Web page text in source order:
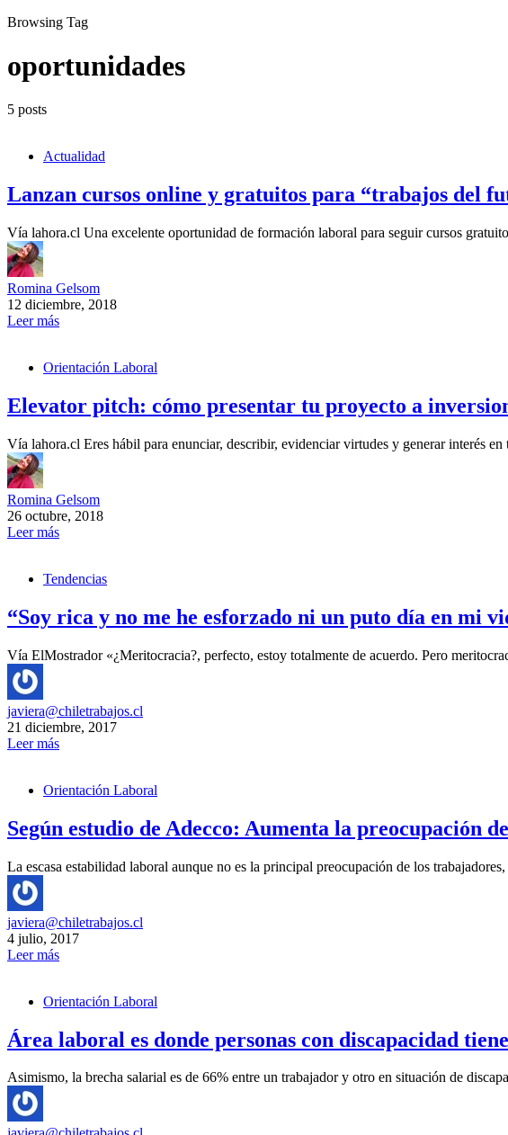
Browsing Tag
oportunidades
5 posts
Actualidad
Lanzan cursos online y gratuitos para “trabajos del
Vía lahora.cl Una excelente oportunidad de formación laboral para seguir cursos
Romina Gelsom
12 diciembre, 2018
Leer más
Orientación Laboral
Elevator pitch: cómo presentar tu proyecto a
Vía lahora.cl Eres hábil para enunciar, describir, evidenciar virtudes y generar interés
Romina Gelsom
26 octubre, 2018
Leer más
Tendencias
“Soy rica y no me he esforzado ni un puto día en mi
Vía ElMostrador «¿Meritocracia?, perfecto, estoy totalmente de acuerdo. Pero
javiera@chiletrabajos.cl
21 diciembre, 2017
Leer más
Orientación Laboral
Según estudio de Adecco: Aumenta la preocupación
La escasa estabilidad laboral aunque no es la principal preocupación de los
javiera@chiletrabajos.cl
4 julio, 2017
Leer más
Orientación Laboral
Área laboral es donde personas con discapacidad
Asimismo, la brecha salarial es de 66% entre un trabajador y otro en situación de